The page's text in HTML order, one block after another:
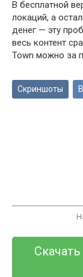
В бесплатной
локаций, а
денег — эту
весь контент
Town можно за
Скриншоты